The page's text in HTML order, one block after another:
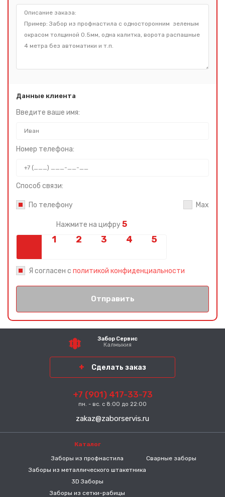
Данные клиента
Введите ваше имя:
Номер телефона:
Способ связи:
По телефону Max
Нажмите на цифру 5
Я согласен с политикой конфиденциальности
Отправить
Забор Сервис
Калмыкия
Сделать заказ
+7 (901) 417-33-73
пн. - вс. с 8:00 до 22:00
zakaz@zaborservis.ru
Каталог
Заборы из профнастила
Заборы из металлического штакетника
3D Заборы
Заборы из сетки-рабицы
Сварные заборы